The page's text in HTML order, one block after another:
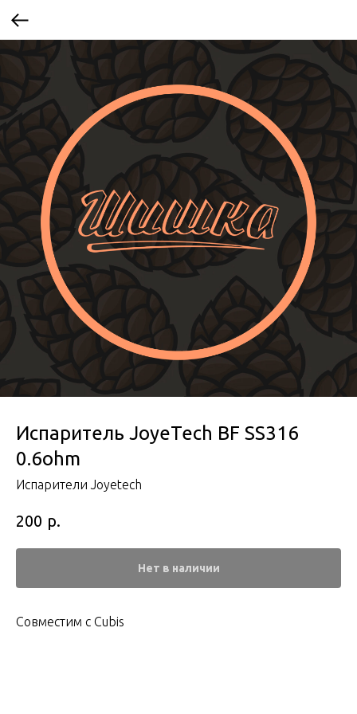
Испаритель JoyeTech BF SS316
0.6ohm
Испарители Joyetech
200 р.
Нет в наличии
Совместим с Cubis